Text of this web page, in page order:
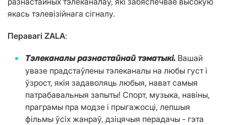
якась тэлевізійнага сігналу.
Перавагі ZALA:
Тэлеканалы разнастайнай тэматыкі. Вашай
увазе прадстаўлены тэлеканалы на любы густ і
ўзрост, якія задаволяць любыя, нават самыя
патрабавальныя запыты! Спорт, музыка, навіны,
праграмы пра модзе і прыгажосці, лепшыя
фільмы ўсіх жанраў, дзіцячыя перадачы - гэта